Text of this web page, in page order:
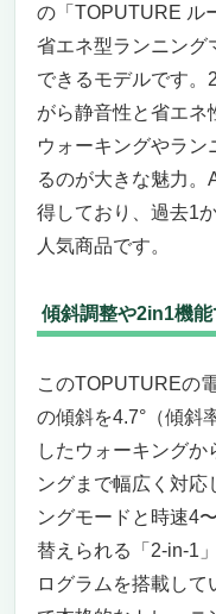
プロ並みの
習慣
こういうニ
価格とお得
まとめ
BARWING（
3WAY Max
グマシン
多機能設計
ないかも
まとめ
アルインコ
シン ―― “電
シン”を探して
コンパク
計
使う人に合
の「TOPUTURE ル
省エネ型ランニング
できるモデルです。
がら静音性と省エネ
ウォーキングやラン
るのが大きな魅力。
得しており、過去1
人気商品です。
傾斜調整や2in1機
このTOPUTUREの
の傾斜を4.7°（傾斜
したウォーキング
ングまで幅広く対応
ングモードと時速4
替えられる「2-in-1
ログラムを搭載し